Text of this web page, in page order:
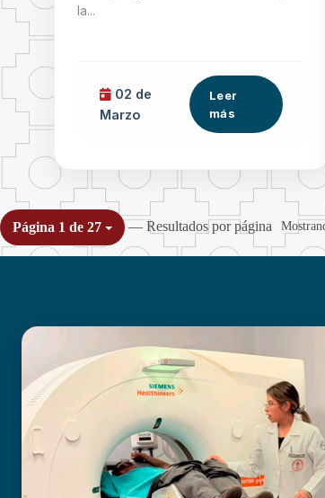
la...
02 de
Marzo
Leer
más
Página 1 de 27 — Resultados por página